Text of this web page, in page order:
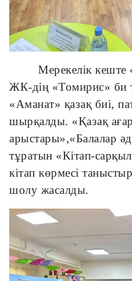
Мерекелік кеште
ЖК-дің «Томирис» би
«Аманат» қазақ биі,
шырқалды. «Қазақ
арыстары»,«Балалар
тұратын «Кітап-
кітап көрмесі
шолу жасалды.